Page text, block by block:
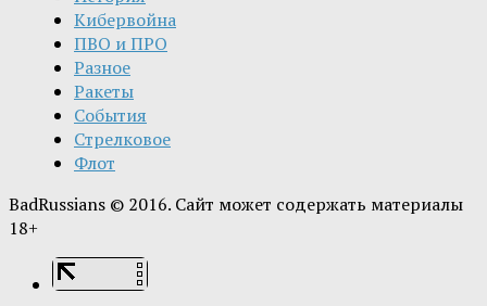
Кибервойна
ПВО и ПРО
Разное
Ракеты
События
Стрелковое
Флот
BadRussians © 2016. Сайт может содержать материалы
18+